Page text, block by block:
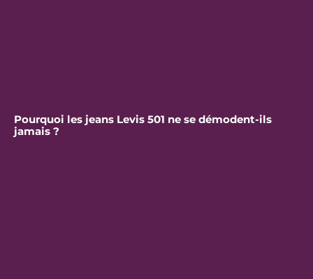
Pourquoi les jeans Levis 501 ne se démodent-ils
jamais ?